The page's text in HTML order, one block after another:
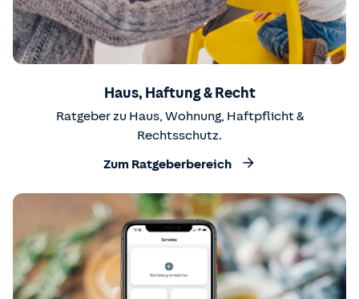
Haus, Haftung & Recht
Ratgeber zu Haus, Wohnung, Haftpflicht &
Rechtsschutz.
Zum Ratgeberbereich